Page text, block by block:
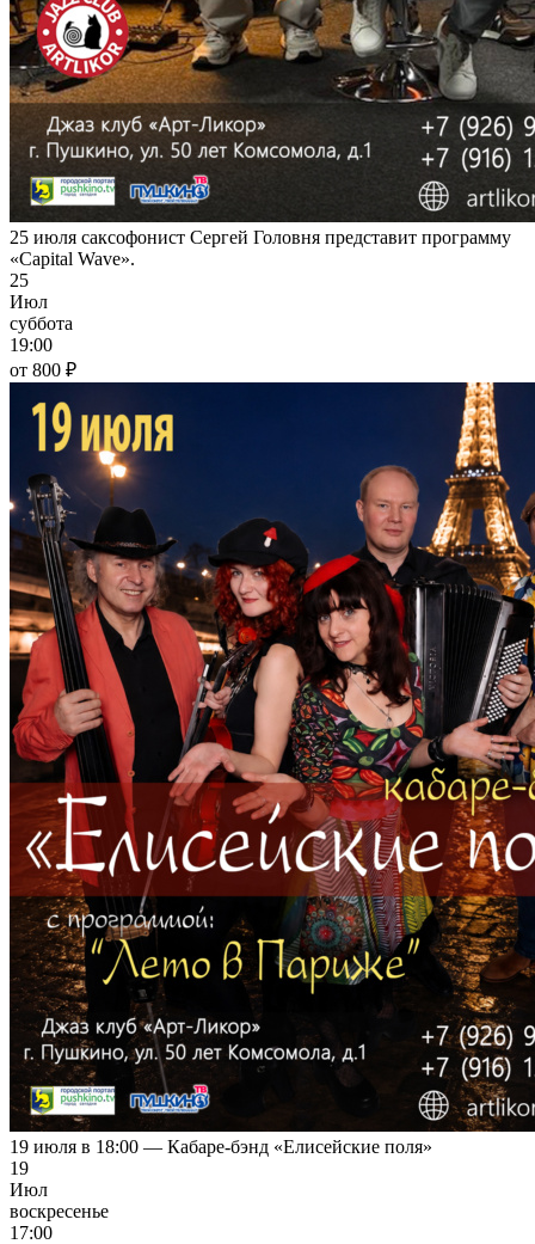
25 июля саксофонист Сергей Головня представит программу
«Capital Wave».
25
Июл
суббота
19:00
от 800 ₽
19 июля в 18:00 — Кабаре-бэнд «Елисейские поля»
19
Июл
воскресенье
17:00